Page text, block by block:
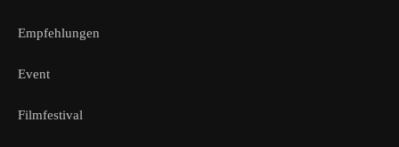
Empfehlungen
Event
Filmfestival